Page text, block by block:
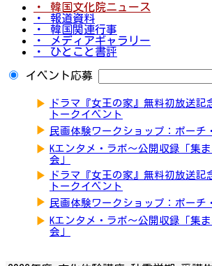
・ 韓国文化院ニュース
・ 報道資料
・ 韓国関連行事
・ メディアギャラリー
・ ひとこと書評
イベント応募
▶
ドラマ『女王の家』無料初放送記
トークイベント
▶ 民画体験ワークショップ：ポーチ
▶ Kエンタメ・ラボ～公開収録「集
会」
▶
ドラマ『女王の家』無料初放送記
トークイベント
▶ 民画体験ワークショップ：ポーチ
▶ Kエンタメ・ラボ～公開収録「集
会」